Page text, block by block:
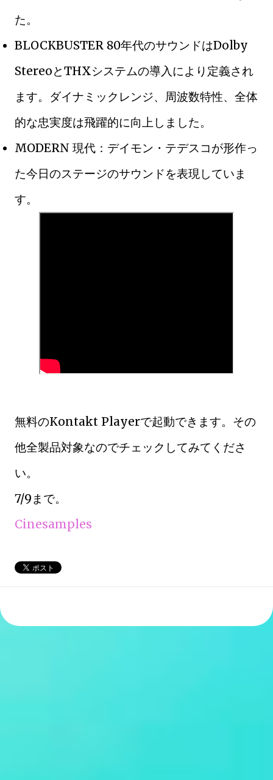
た。
BLOCKBUSTER 80年代のサウンドはDolby
StereoとTHXシステムの導入により定義され
ます。ダイナミックレンジ、周波数特性、全体
的な忠実度は飛躍的に向上しました。
MODERN 現代：デイモン・テデスコが形作っ
た今日のステージのサウンドを表現していま
す。
無料のKontakt Playerで起動できます。その
他全製品対象なのでチェックしてみてくださ
い。
7/9まで。
Cinesamples